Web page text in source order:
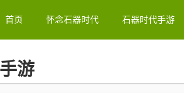
首页 怀念石器时代 石器时代手游
游